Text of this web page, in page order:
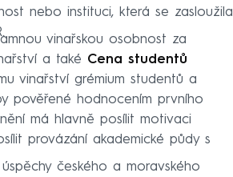
nebo instituci, která se zasloužila
vinařskou osobnost za
a také Cena studentů
vinařství grémium studentů a
pověřené hodnocením prvního
má hlavně posílit motivaci
provázání akademické půdy s
českého a moravského